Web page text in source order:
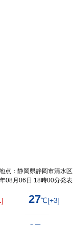
点：静岡県静岡市清水区
08月06日 18時00分発表
27℃[+3]